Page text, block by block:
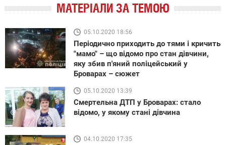
МАТЕРІАЛИ ЗА ТЕМОЮ
05.10.2020 18:56
Періодично приходить до тями і кричить
"мамо" – що відомо про стан дівчини,
яку збив п'яний поліцейський у
Броварах – сюжет
05.10.2020 13:39
Смертельна ДТП у Броварах: стало
відомо, у якому стані дівчина
04.10.2020 17:35